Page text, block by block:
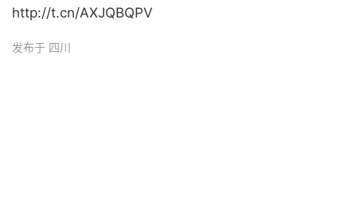
http://t.cn/AXJQBQPV ​
发布于 四川